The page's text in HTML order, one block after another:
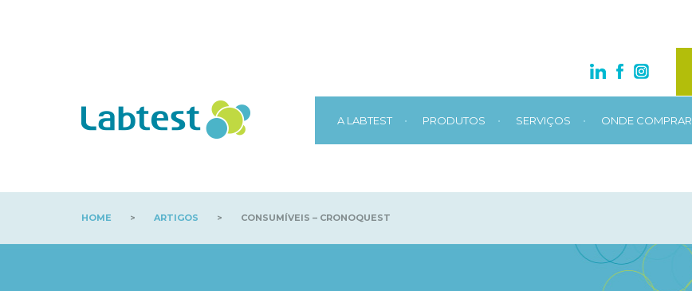
A LABTEST • PRODUTOS • SERVIÇOS • ONDE COMPRAR
HOME > ARTIGOS > CONSUMÍVEIS – CRONOQUEST